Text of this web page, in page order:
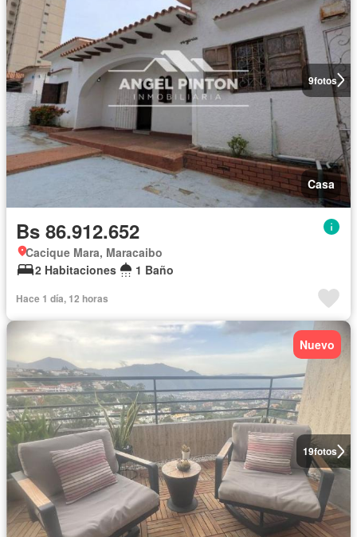
9fotos
Casa
Bs 86.912.652
Cacique Mara, Maracaibo
2 Habitaciones
1 Baño
Hace 1 día, 12 horas
19fotos
Nuevo